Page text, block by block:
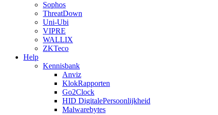
Sophos
ThreatDown
Uni-Ubi
VIPRE
WALLIX
ZKTeco
Help
Kennisbank
Anviz
KlokRapporten
Go2Clock
HID DigitalePersoonlijkheid
Malwarebytes